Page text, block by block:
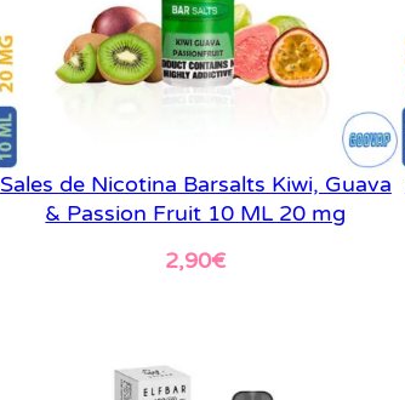
Sales de Nicotina Barsalts Kiwi, Guava
& Passion Fruit 10 ML 20 mg
2,90€